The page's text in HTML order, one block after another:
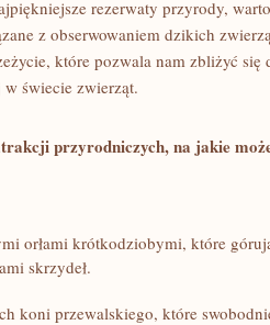
rezerwaty przyrody,
z obserwowaniem ⁣dzikich
które pozwala nam zbliżyć się
świecie‍ zwierząt.
przyrodniczych, na jakie
orłami krótkodziobymi, które‌
skrzydeł.
koni przewalskiego, które